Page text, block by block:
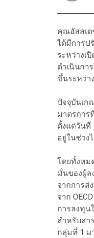
คุณอัสสเด
ได้มีการป
ระหว่างเ
ดำเนินกา
ขึ้นระหว่า
ปัจจุบันเก
มาตรการ
ตั้งแต่วันที่
อยู่ในช่วง
โดยทั้งหม
มั่นของผู้ล
จากการส่
จาก
การลงทุน
สำหรับสา
กลุ่มที่ 1 ม